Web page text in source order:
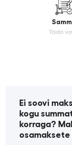
Täida
Ei soovi
kogu
korraga?
osamaksete